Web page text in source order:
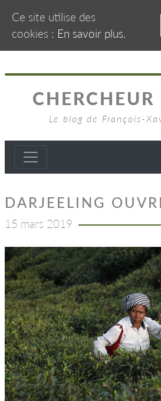
CHERCHEUR
Le blog de François-
DARJEELING
15 mars 2019
Ce site utilise des
cookies : En savoir plus.